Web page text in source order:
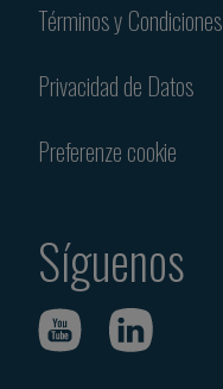
Términos y Condiciones
Privacidad de Datos
Preferenze cookie
Síguenos